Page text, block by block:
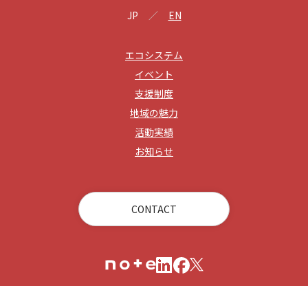
JP EN
エコシステム
イベント
支援制度
地域の魅力
活動実績
お知らせ
CONTACT